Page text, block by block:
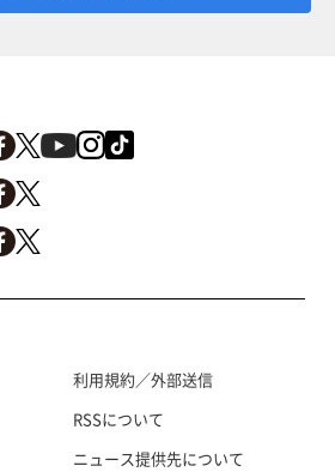
利用規約／外部送信
RSSについて
ニュース提供先について